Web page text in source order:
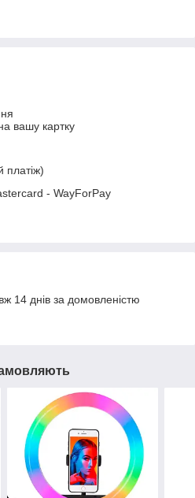
вашу картку
платіж)
- WayForPay
14 днів за домовленістю